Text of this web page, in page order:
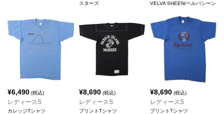
スターズ
VELVA SHEEN/ベルバシーン
¥6,490 (税込)
レディースS
カレッジTシャツ
¥8,690(税込)
レディースS
プリントTシャツ
¥8,690 (税込)
レディースS
プリントTシャツ